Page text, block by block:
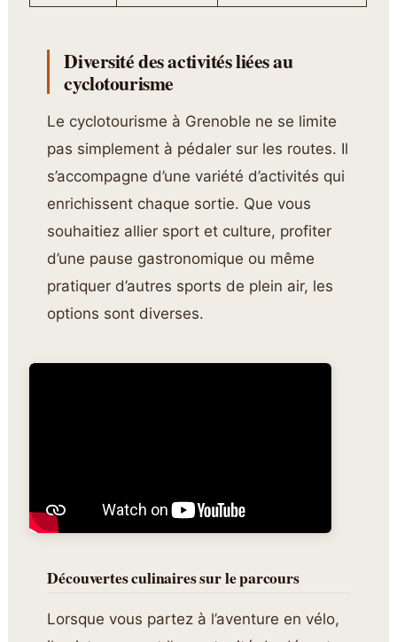
Diversité des activités liées au
cyclotourisme
Le cyclotourisme à Grenoble ne se limite
pas simplement à pédaler sur les routes. Il
s’accompagne d’une variété d’activités qui
enrichissent chaque sortie. Que vous
souhaitiez allier sport et culture, profiter
d’une pause gastronomique ou même
pratiquer d’autres sports de plein air, les
options sont diverses.
Découvertes culinaires sur le parcours
Lorsque vous partez à l’aventure en vélo,